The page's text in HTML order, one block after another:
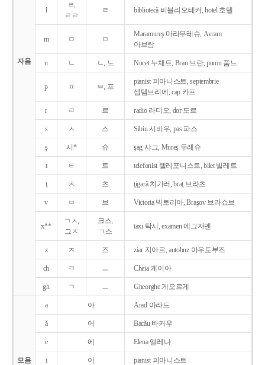
자음
l
ㄹ,
ㄹㄹ
ㄹ bibliotecǎ 비블리오테커, hotel 호텔
m ㅁ ㅁ
Maramureş 마라무레슈, Avram
아브람
n ㄴ ㄴ, 느 Nucet 누체트, Bran 브란, pumn 품느
p ㅍ ㅂ, 프
pianist 피아니스트, septembrie
셉템브리에, cap 카프
r ㄹ 르 radio 라디오, dor 도르
s ㅅ 스 Sibiu 시비우, pas 파스
ş 시* 슈 şag 샤그, Mureş 무레슈
t ㅌ 트 telefonist 텔레포니스트, bilet 빌레트
ţ ㅊ 츠 ţigarǎ 치가러, braţ 브라츠
v ㅂ 브 Victoria 빅토리아, Braşov 브라쇼브
x**
ㄱㅅ,
그ㅈ
크스,
ㄱ스
taxi 탁시, examen 에그자멘
z ㅈ 즈 ziar 지아르, autobuz 아우토부즈
ch ㅋ ㅡ Cheia 케이아
gh ㄱ ㅡ Gheorghe 게오르게
모음
a 아 Arad 아라드
ǎ 어 Bacǎu 바커우
e 에 Elena 엘레나
i 이 pianist 피아니스트